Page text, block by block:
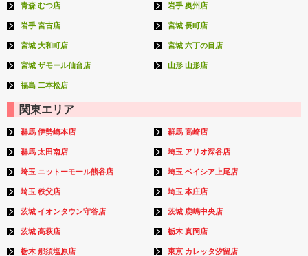
青森 むつ店 岩手 奥州店
岩手 宮古店 宮城 長町店
宮城 大和町店 宮城 六丁の目店
宮城 ザモール仙台店 山形 山形店
福島 二本松店
関東エリア
群馬 伊勢崎本店 群馬 高崎店
群馬 太田南店 埼玉 アリオ深谷店
埼玉 ニットーモール熊谷店 埼玉 ベイシア上尾店
埼玉 秩父店 埼玉 本庄店
茨城 イオンタウン守谷店 茨城 鹿嶋中央店
茨城 高萩店 栃木 真岡店
栃木 那須塩原店 東京 カレッタ汐留店